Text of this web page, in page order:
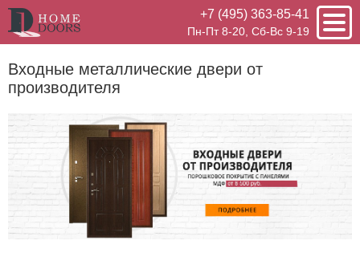
+7 (495) 363-85-41
Пн-Пт 8-20, Сб-Вс 9-19
Входные металлические двери от
производителя